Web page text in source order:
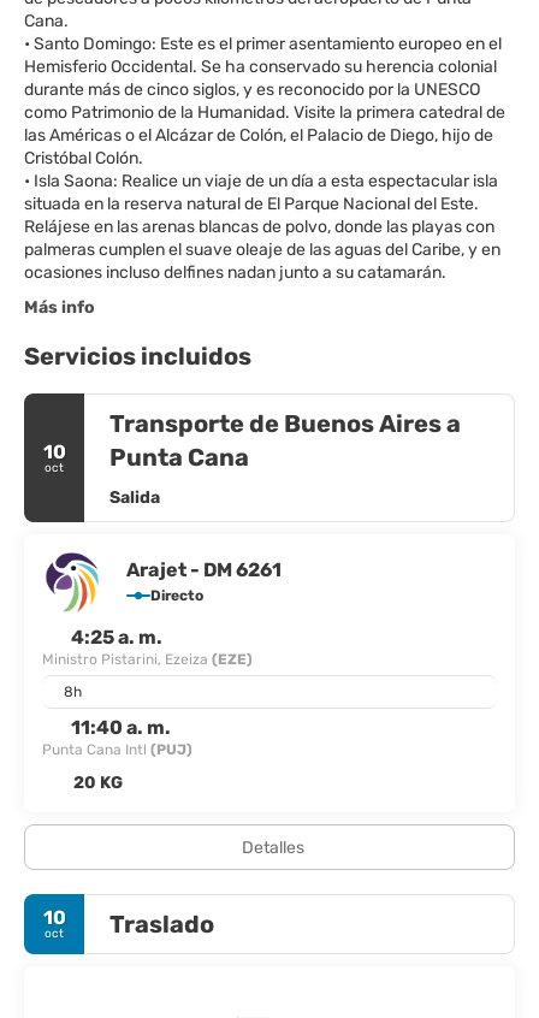
Cana.
• Santo Domingo: Este es el primer asentamiento europeo en el
Hemisferio Occidental. Se ha conservado su herencia colonial
durante más de cinco siglos, y es reconocido por la UNESCO
como Patrimonio de la Humanidad. Visite la primera catedral de
las Américas o el Alcázar de Colón, el Palacio de Diego, hijo de
Cristóbal Colón.
• Isla Saona: Realice un viaje de un día a esta espectacular isla
situada en la reserva natural de El Parque Nacional del Este.
Relájese en las arenas blancas de polvo, donde las playas con
palmeras cumplen el suave oleaje de las aguas del Caribe, y en
Más info
Servicios incluidos
10
oct
Transporte de Buenos Aires a
Punta Cana
Salida
Arajet - DM 6261
Directo
4:25 a. m.
Ministro Pistarini, Ezeiza (EZE)
8h
11:40 a. m.
Punta Cana Intl (PUJ)
20 KG
Detalles
10
oct Traslado